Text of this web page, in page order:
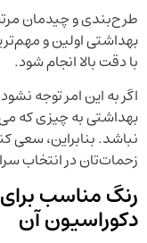
طرح‌بندی و چیدمان
بهداشتی اولین و
با دقت بالا انجام شود.
اگر به این امر توجه
بهداشتی به چیزی که
نباشد. بنابراین، سعی
زحمات‌تان در انتخاب
رنگ مناسب
دکوراسیون آن